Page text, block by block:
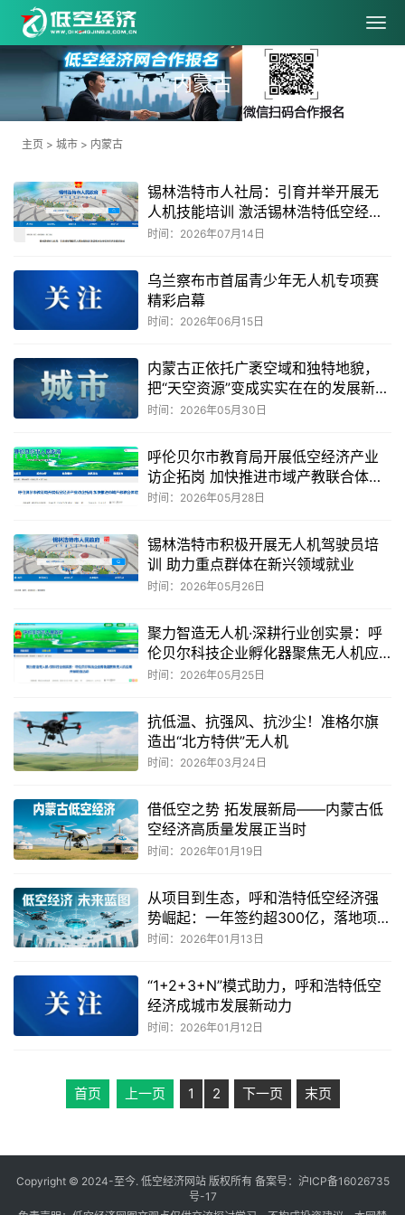
内蒙古
主页 > 城市 > 内蒙古
锡林浩特市人社局：引育并举开展无
人机技能培训 激活锡林浩特低空经济
发展新动能
时间：2026年07月14日
乌兰察布市首届青少年无人机专项赛
精彩启幕
时间：2026年06月15日
内蒙古正依托广袤空域和独特地貌，
把“天空资源”变成实实在在的发展新动
能
时间：2026年05月30日
呼伦贝尔市教育局开展低空经济产业
访企拓岗 加快推进市域产教联合体建
设
时间：2026年05月28日
锡林浩特市积极开展无人机驾驶员培
训 助力重点群体在新兴领域就业
时间：2026年05月26日
聚力智造无人机·深耕行业创实景：呼
伦贝尔科技企业孵化器聚焦无人机应
用开展轮值活动
时间：2026年05月25日
抗低温、抗强风、抗沙尘！准格尔旗
造出“北方特供”无人机
时间：2026年03月24日
借低空之势 拓发展新局——内蒙古低
空经济高质量发展正当时
时间：2026年01月19日
从项目到生态，呼和浩特低空经济强
势崛起：一年签约超300亿，落地项目
近百家
时间：2026年01月13日
“1+2+3+N”模式助力，呼和浩特低空
经济成城市发展新动力
时间：2026年01月12日
首页 上一页 1 2 下一页 末页
Copyright © 2024-至今. 低空经济网站 版权所有 备案号： 沪ICP备16026735
号-17